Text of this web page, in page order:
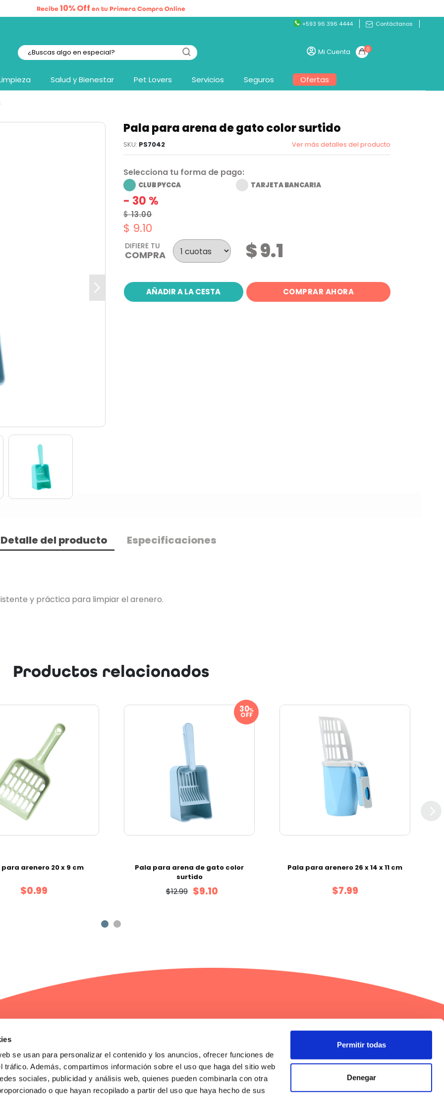
se usan para personalizar el contenido y los anuncios, ofrecer funciones de
tráfico. Además, compartimos información sobre el uso que haga del sitio web
sociales, publicidad y análisis web, quienes pueden combinarla con otra
o que hayan recopilado a partir del uso que haya hecho de sus
Permitir todas
Denegar
Recibe10% Off en tu Primera Compra Online
+593 96 396 4444
Contáctanos
Mi Cuenta 0
Salud y Bienestar Pet Lovers Servicios Seguros Ofertas
Pala para arena de gato color surtido
PS7042 Ver más detalles del producto
Selecciona tu forma de pago:
CLUB PYCCA TARJETA BANCARIA
- 30 %
13.00
$ 9.10
DIFIERE TU
COMPRA $ 9.1
AÑADIR A LA CESTA COMPRAR
Detalle del producto Especificaciones
y práctica para limpiar el arenero.
Productos relacionados
arenero 20 x 9 cm
$0.99
%
OFF
Pala para arena de gato color
surtido
$12.99 $9.10
Pala para arenero 26 x 14 x 11 cm
$7.99
Next
Servicio al cliente
Contáctanos
Garantía , cambios y devoluciones
Compras y pagos
Mis pedidos
Términos y condiciones
Términos y condiciones Referidos